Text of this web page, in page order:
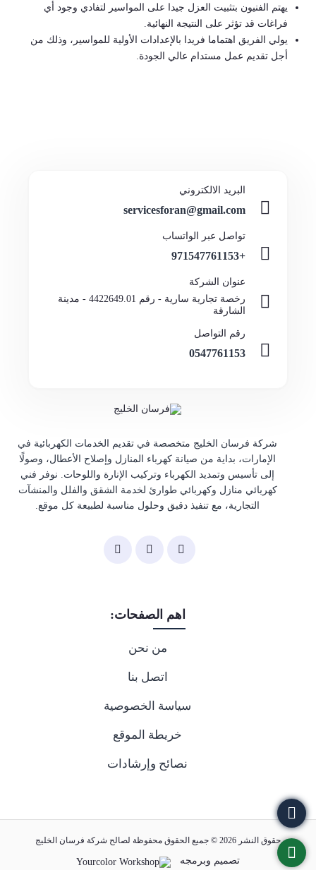
يهتم الفنيون بتثبيت العزل جيدا على المواسير لتفادي وجود أي
فراغات قد تؤثر على النتيجة النهائية.
يولي الفريق اهتماما فريدا بالإعدادات الأولية للمواسير، وذلك من
أجل تقديم عمل مستدام عالي الجودة.
البريد الالكتروني
servicesforan@gmail.com
تواصل عبر الواتساب
+971547761153
عنوان الشركة
رخصة تجارية سارية - رقم 4422649.01 - مدينة
الشارقة
رقم التواصل
0547761153
شركة فرسان الخليج متخصصة في تقديم الخدمات الكهربائية في
الإمارات، بداية من صيانة كهرباء المنازل وإصلاح الأعطال، وصولًا
إلى تأسيس وتمديد الكهرباء وتركيب الإنارة واللوحات. نوفر فني
كهربائي منازل وكهربائي طوارئ لخدمة الشقق والفلل والمنشآت
التجارية، مع تنفيذ دقيق وحلول مناسبة لطبيعة كل موقع.
اهم الصفحات:
من نحن
اتصل بنا
سياسة الخصوصية
خريطة الموقع
نصائح وإرشادات
حقوق النشر 2026 © جميع الحقوق محفوظة لصالح شركة فرسان الخليج
تصميم وبرمجه